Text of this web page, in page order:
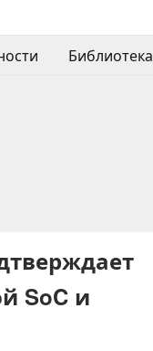
Библиотека
SoC и